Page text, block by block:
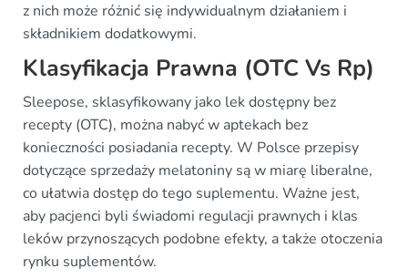
z nich może różnić się indywidualnym działaniem i
składnikiem dodatkowymi.
Klasyfikacja Prawna (OTC Vs Rp)
Sleepose, sklasyfikowany jako lek dostępny bez
recepty (OTC), można nabyć w aptekach bez
konieczności posiadania recepty. W Polsce przepisy
dotyczące sprzedaży melatoniny są w miarę liberalne,
co ułatwia dostęp do tego suplementu. Ważne jest,
aby pacjenci byli świadomi regulacji prawnych i klas
leków przynoszących podobne efekty, a także otoczenia
rynku suplementów.